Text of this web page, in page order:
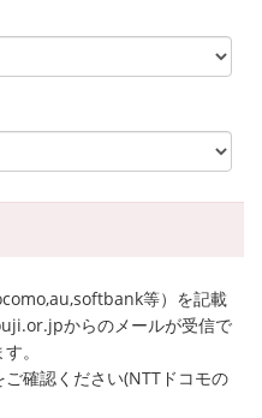
等）を記載
からのメールが受信で
。
確認ください(NTTドコモの